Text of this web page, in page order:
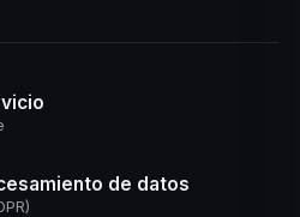
de datos